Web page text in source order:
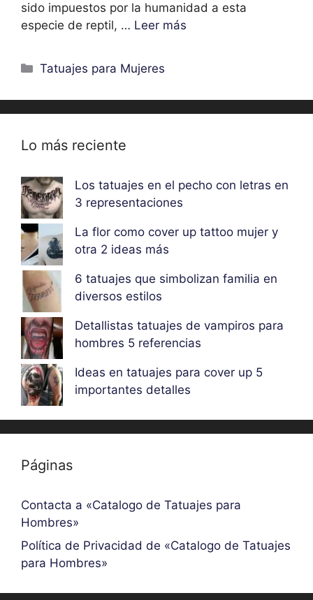
sido impuestos por la humanidad a esta
especie de reptil, … Leer más
Categorías
Tatuajes para Mujeres
Lo más reciente
Los tatuajes en el pecho con letras en
3 representaciones
La flor como cover up tattoo mujer y
otra 2 ideas más
6 tatuajes que simbolizan familia en
diversos estilos
Detallistas tatuajes de vampiros para
hombres 5 referencias
Ideas en tatuajes para cover up 5
importantes detalles
Páginas
Contacta a «Catalogo de Tatuajes para
Hombres»
Política de Privacidad de «Catalogo de Tatuajes
para Hombres»